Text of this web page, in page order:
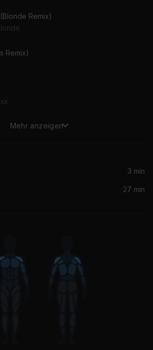
Remix)
Remix)
(feat. Ty Dolla $ign) (feat. Ty Dolla $ign)
Kap G
(Clean) (feat. Mike Shinoda & Mr. Hahn)
Mehr anzeigen
3 min
27 min